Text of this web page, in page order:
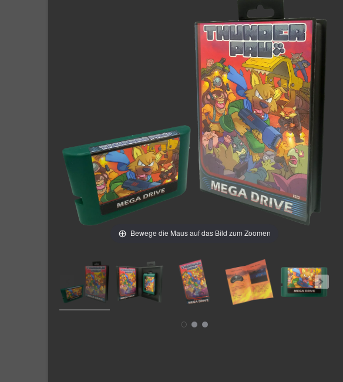
Bewege die Maus auf das Bild zum Zoomen